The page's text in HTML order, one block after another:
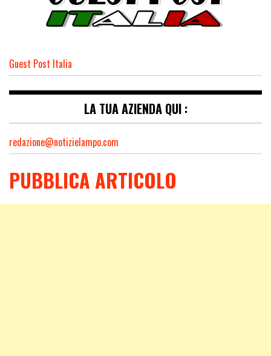
Guest Post Italia
LA TUA AZIENDA QUI :
redazione@notizielampo.com
PUBBLICA ARTICOLO